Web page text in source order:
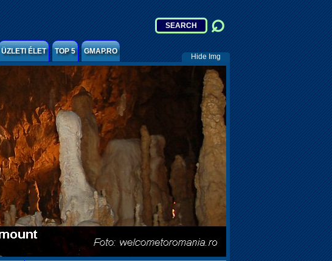
ÜZLETI ÉLET TOP 5 GMAP.RO
Hide Img